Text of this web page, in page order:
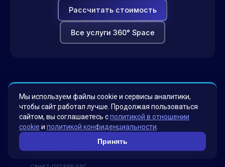
Рассчитать стоимость
Все услуги 360° Space
Мы используем файлы cookie и сервисы аналитики,
чтобы сайт работал лучше. Продолжая пользоваться
сайтом, вы соглашаетесь сполитикой в отношении
cookie и политикой конфиденциальности
Принять